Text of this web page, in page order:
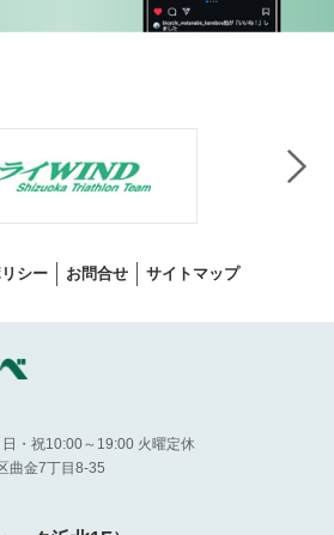
シー お問合せ サイトマップ
・祝10:00～19:00 火曜定休
曲金7丁目8-35